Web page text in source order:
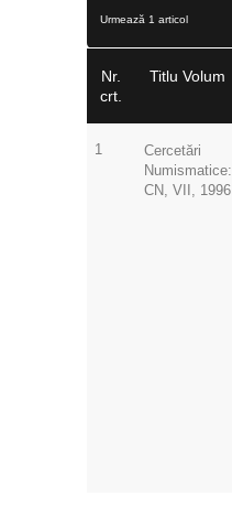
Urmează 1 articol
Nr.
crt.
Titlu Volum
1
Cercetări
Numismatice:
CN, VII, 1996